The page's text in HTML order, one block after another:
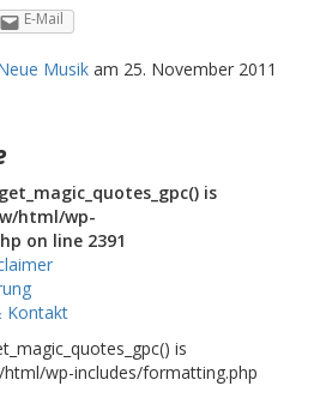
E-Mail
Musik am 25. November 2011
is
html/wp-
on line 2391
Kontakt
is
wp-includes/formatting.php